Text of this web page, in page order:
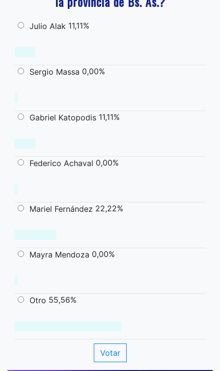
Julio Alak 11,11%
Sergio Massa 0,00%
Gabriel Katopodis 11,11%
Federico Achaval 0,00%
Mariel Fernández 22,22%
Mayra Mendoza 0,00%
Otro 55,56%